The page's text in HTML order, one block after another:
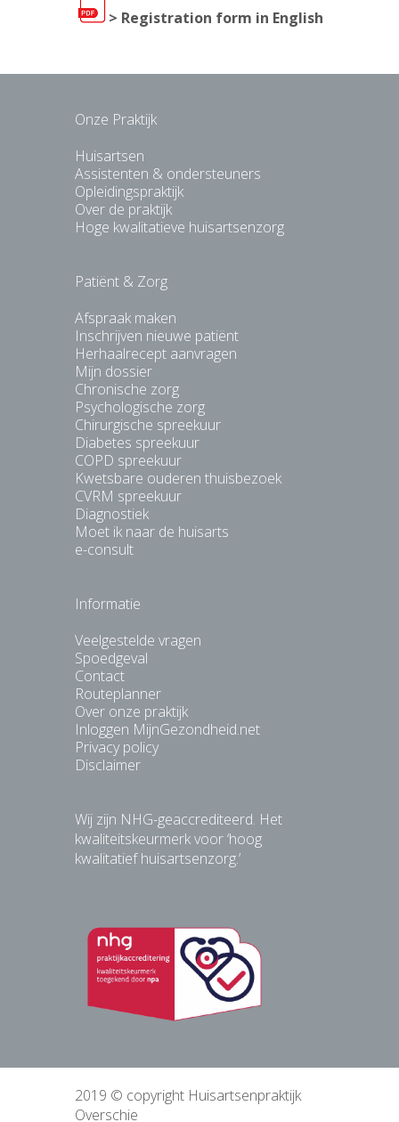
> Registration form in English
Onze Praktijk
Huisartsen
Assistenten & ondersteuners
Opleidingspraktijk
Over de praktijk
Hoge kwalitatieve huisartsenzorg
Patiënt & Zorg
Afspraak maken
Inschrijven nieuwe patiënt
Herhaalrecept aanvragen
Mijn dossier
Chronische zorg
Psychologische zorg
Chirurgische spreekuur
Diabetes spreekuur
COPD spreekuur
Kwetsbare ouderen thuisbezoek
CVRM spreekuur
Diagnostiek
Moet ik naar de huisarts
e-consult
Informatie
Veelgestelde vragen
Spoedgeval
Contact
Routeplanner
Over onze praktijk
Inloggen MijnGezondheid.net
Privacy policy
Disclaimer
Wij zijn NHG-geaccrediteerd. Het
kwaliteitskeurmerk voor ‘hoog
kwalitatief huisartsenzorg.’
2019 © copyright Huisartsenpraktijk
Overschie